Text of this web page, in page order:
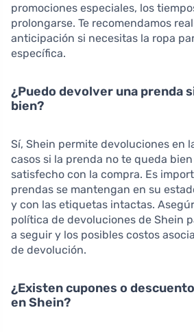
promociones especiales, los
prolongarse. Te recomendamos
anticipación si necesitas la ropa
específica.
¿Puedo devolver una prenda
bien?
Sí, Shein permite devoluciones en
casos si la prenda no te queda
satisfecho con la compra. Es
prendas se mantengan en su
y con las etiquetas intactas.
política de devoluciones de Shein
a seguir y los posibles costos
de devolución.
¿Existen cupones o
en Shein?